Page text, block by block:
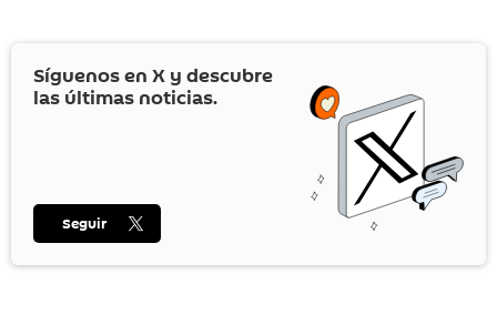
Síguenos en X y descubre
las últimas noticias.
Seguir